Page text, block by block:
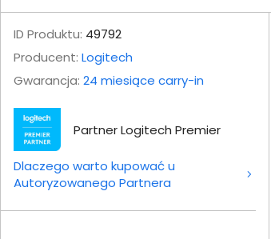
ID Produktu: 49792
Producent: Logitech
Gwarancja: 24 miesiące carry-in
Partner Logitech Premier
Dlaczego warto kupować u
Autoryzowanego Partnera